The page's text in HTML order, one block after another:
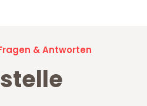
& Antworten